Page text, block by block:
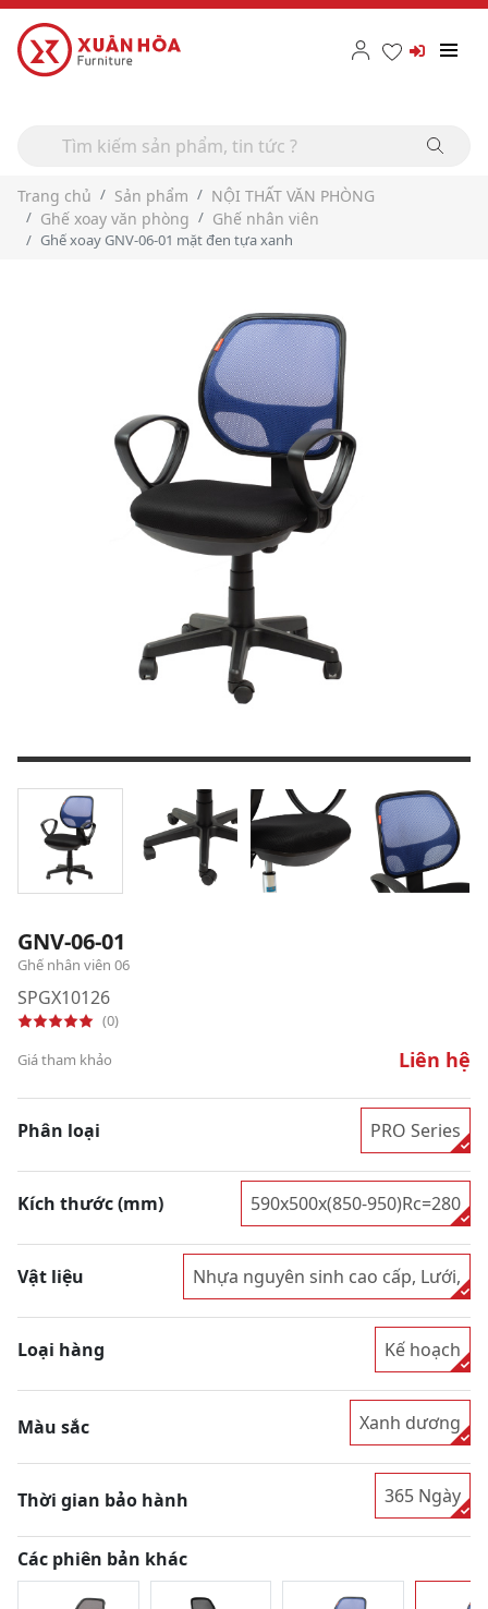
Trang chủ Sản phẩm
NỘI THẤT VĂN PHÒNG
Ghế xoay văn phòng
Ghế nhân viên
Ghế xoay GNV-06-01 mặt đen tựa xanh
GNV-06-01
Ghế nhân viên 06
SPGX10126
(0)
Giá tham khảo
Liên hệ
Phân loại PRO Series
Kích thước (mm) 590x500x(850-950)Rc=280
Vật liệu Nhựa nguyên sinh cao cấp, Lưới,
Loại hàng Kế hoạch
Màu sắc Xanh dương
Thời gian bảo hành 365 Ngày
Các phiên bản khác